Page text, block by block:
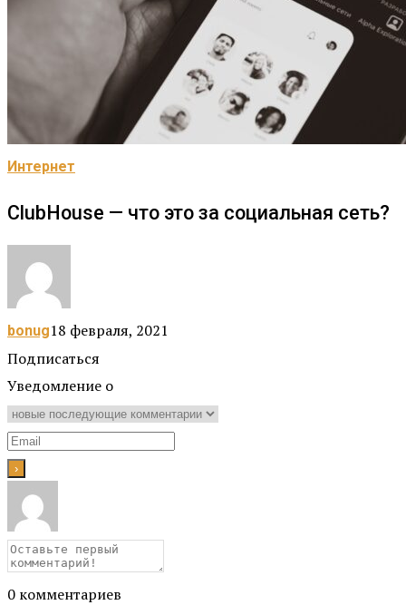
Интернет
ClubHouse — что это за социальная сеть?
bonug18 февраля, 2021
Подписаться
Уведомление о
0 комментариев